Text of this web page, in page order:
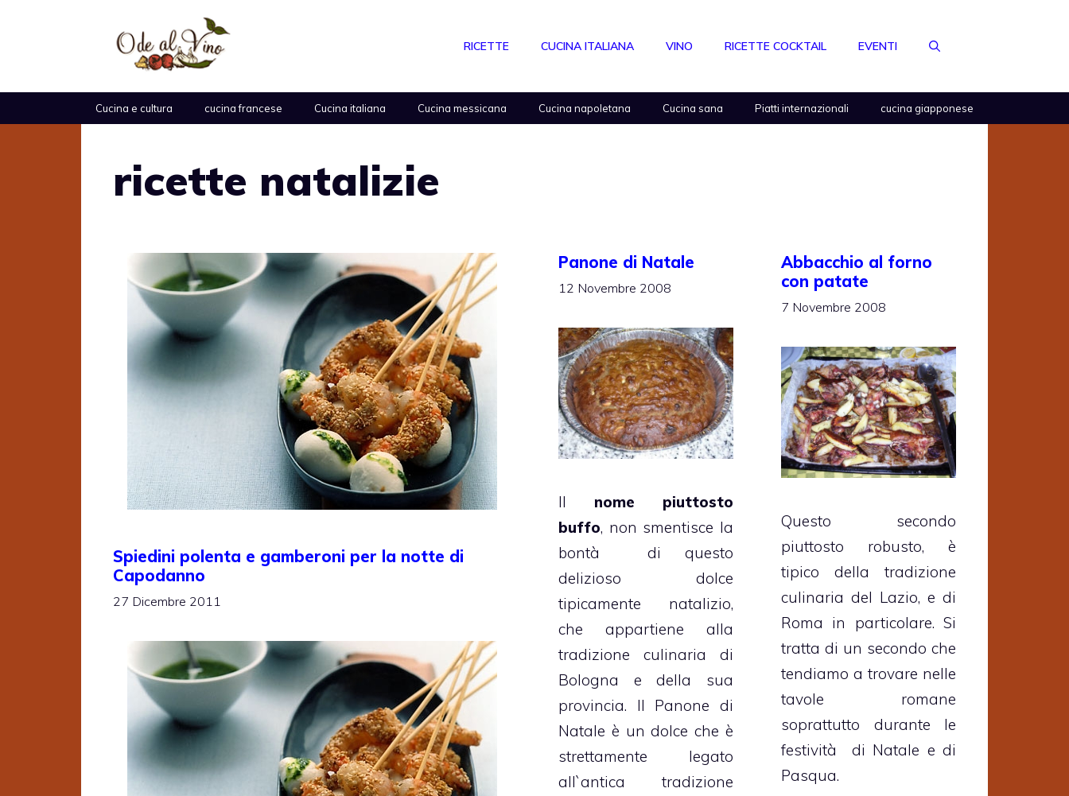
RICETTE CUCINA ITALIANA VINO RICETTE COCKTAIL EVENTI
Cucina e cultura cucina francese Cucina italiana Cucina messicana Cucina napoletana Cucina sana Piatti internazionali cucina giapponese
ricette natalizie
Spiedini polenta e gamberoni per la notte di
Capodanno
27 Dicembre 2011
Panone di Natale
12 Novembre 2008
Il nome piuttosto
buffo, non smentisce la
bontà di questo
delizioso dolce
tipicamente natalizio,
che appartiene alla
tradizione culinaria di
Bologna e della sua
provincia. Il Panone di
Natale è un dolce che è
strettamente legato
all`antica tradizione
Abbacchio al forno
con patate
7 Novembre 2008
Questo secondo
piuttosto robusto, è
tipico della tradizione
culinaria del Lazio, e di
Roma in particolare. Si
tratta di un secondo che
tendiamo a trovare nelle
tavole romane
soprattutto durante le
festività di Natale e di
Pasqua.